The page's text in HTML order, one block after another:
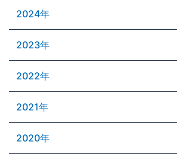
2024年
2023年
2022年
2021年
2020年